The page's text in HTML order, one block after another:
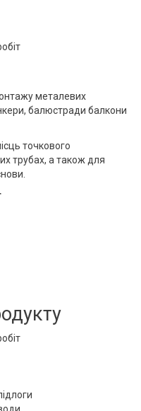
металевих
балюстради балкони
точкового
трубах, а також для